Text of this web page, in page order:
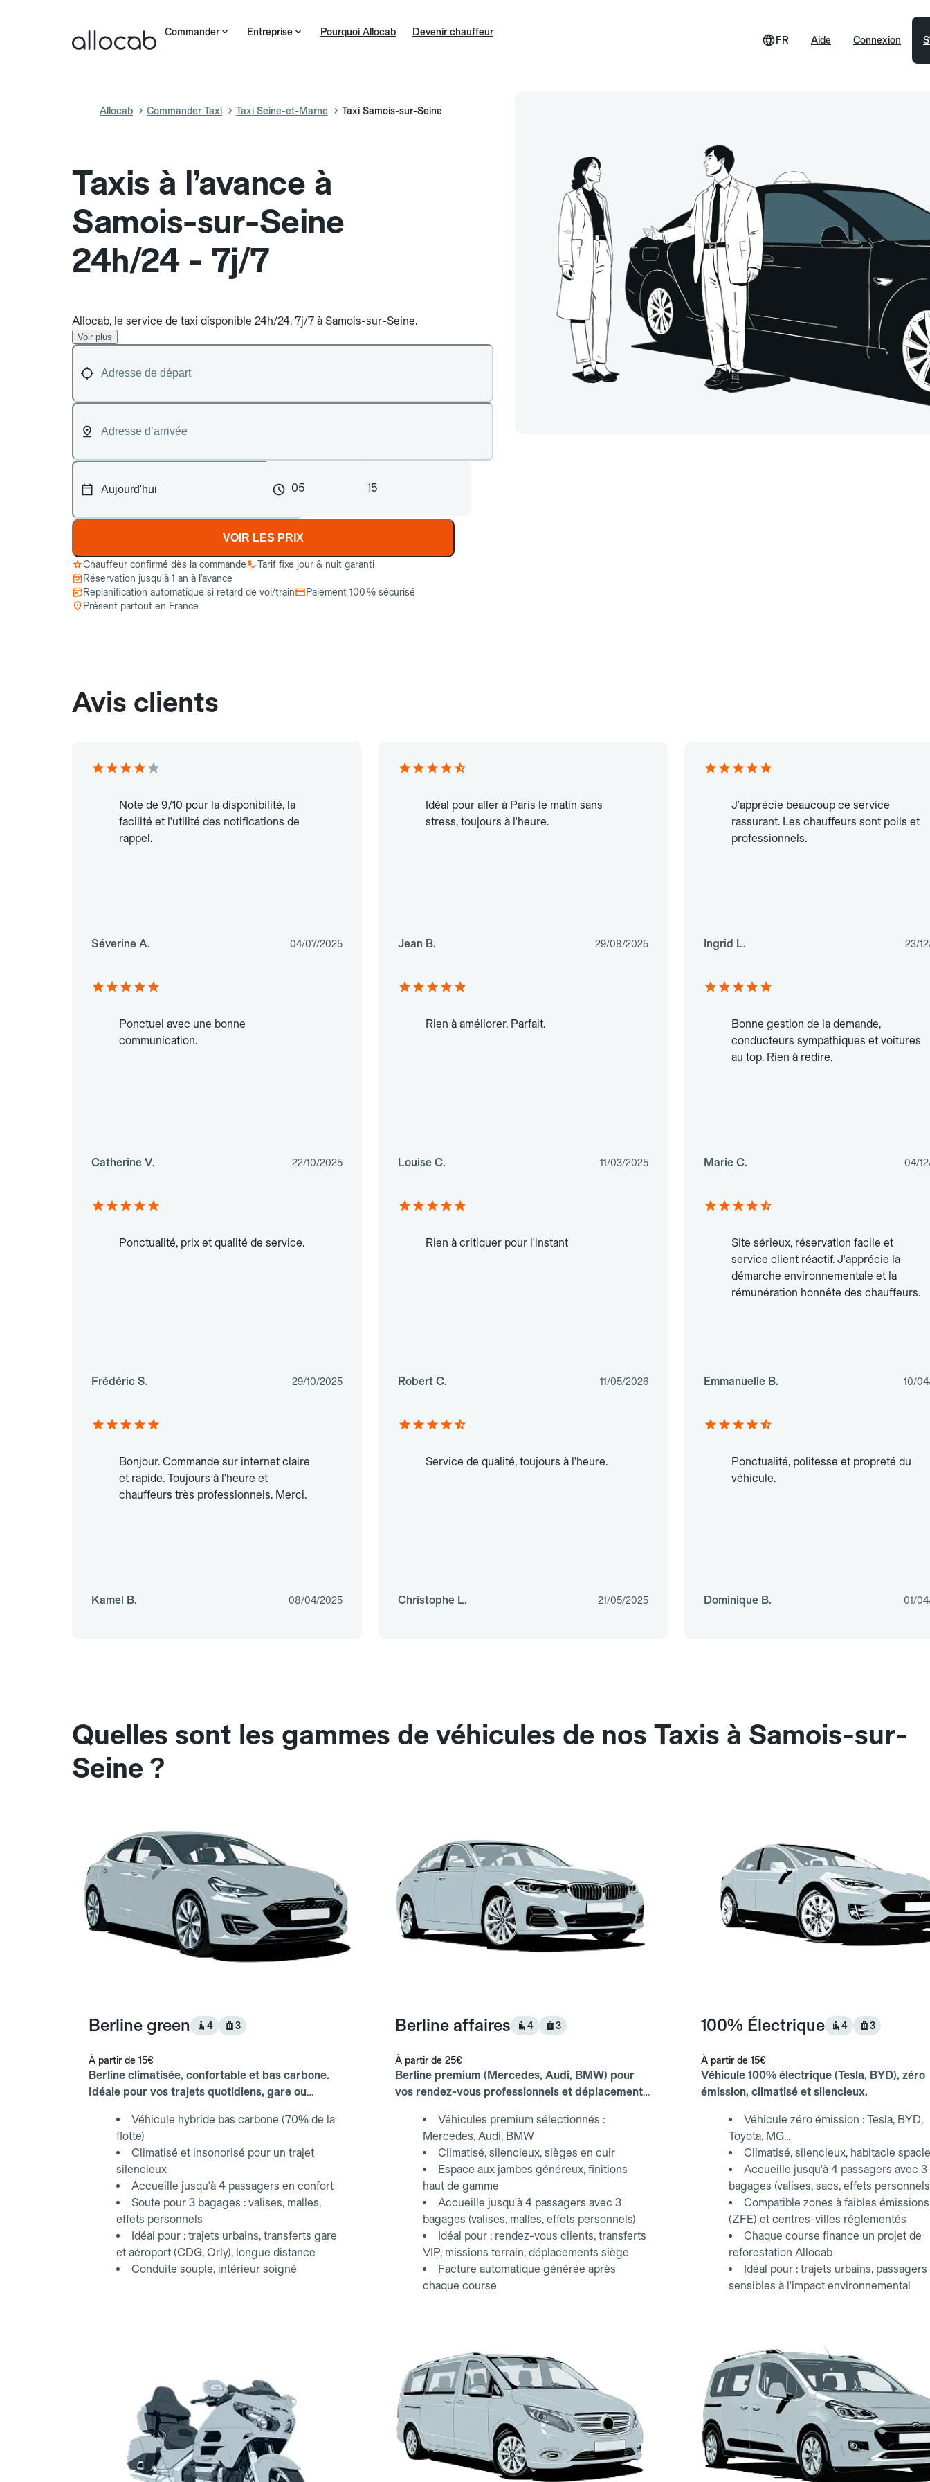
Commander Entreprise Pourquoi Allocab Devenir chauffeur
Aide
FR Connexion
Allocab Commander Taxi Taxi Seine-et-Marne Taxi Samois-sur-Seine
Taxis à l’avance à
Samois-sur-Seine
24h/24 - 7j/7
Allocab, le service de taxi disponible 24h/24, 7j/7 à Samois-sur-Seine.
Voir plus
05 15
VOIR LES PRIX
Chauffeur confirmé dès la commande
Tarif fixe jour & nuit garanti
Réservation jusqu’à 1 an à l’avance
Replanification automatique si retard de vol/train
Paiement 100 % sécurisé
Présent partout en France
Avis clients
Note de 9/10 pour la disponibilité, la
facilité et l'utilité des notifications de
rappel.
Séverine A. 04/07/2025
Idéal pour aller à Paris le matin sans
stress, toujours à l'heure.
Jean B. 29/08/2025
J'apprécie beaucoup ce service
rassurant. Les chauffeurs sont polis et
professionnels.
Ingrid L. 23/
Ponctuel avec une bonne
communication.
Catherine V. 22/10/2025
Rien à améliorer. Parfait.
Louise C. 11/03/2025
Bonne gestion de la demande,
conducteurs sympathiques et voitures
au top. Rien à redire.
Marie C. 04/
Ponctualité, prix et qualité de service.
Frédéric S. 29/10/2025
Rien à critiquer pour l'instant
Robert C. 11/05/2026
Site sérieux, réservation facile et
service client réactif. J'apprécie la
démarche environnementale et la
rémunération honnête des chauffeurs.
Emmanuelle B. 10/
Bonjour. Commande sur internet claire
et rapide. Toujours à l'heure et
chauffeurs très professionnels. Merci.
Kamel B. 08/04/2025
Service de qualité, toujours à l'heure.
Christophe L. 21/05/2025
Ponctualité, politesse et propreté du
véhicule.
Dominique B. 01/
Quelles sont les gammes de véhicules de nos Taxis à Samois-sur-
Seine ?
Berline green 4 3
À partir de 15€
Berline climatisée, confortable et bas carbone.
Idéale pour vos trajets quotidiens, gare ou
Véhicule hybride bas carbone (70% de la
flotte)
Climatisé et insonorisé pour un trajet
silencieux
Accueille jusqu'à 4 passagers en confort
Soute pour 3 bagages : valises, malles,
effets personnels
Idéal pour : trajets urbains, transferts gare
et aéroport (CDG, Orly), longue distance
Conduite souple, intérieur soigné
Berline affaires 4 3
À partir de 25€
Berline premium (Mercedes, Audi, BMW) pour
vos rendez-vous professionnels et déplacements
Véhicules premium sélectionnés :
Mercedes, Audi, BMW
Climatisé, silencieux, sièges en cuir
Espace aux jambes généreux, finitions
haut de gamme
Accueille jusqu'à 4 passagers avec 3
bagages (valises, malles, effets personnels)
Idéal pour : rendez-vous clients, transferts
VIP, missions terrain, déplacements siège
Facture automatique générée après
chaque course
100% Électrique 4 3
À partir de 15€
Véhicule 100% électrique (Tesla, BYD), zéro
émission, climatisé et silencieux.
Véhicule zéro émission : Tesla, BYD,
Toyota, MG...
Climatisé, silencieux, habitacle
Accueille jusqu'à 4 passagers avec 3
bagages (valises, sacs, effets
Compatible zones à faibles émissions
(ZFE) et centres-villes réglementés
Chaque course finance un projet de
reforestation Allocab
Idéal pour : trajets urbains, passagers
sensibles à l'impact environnemental